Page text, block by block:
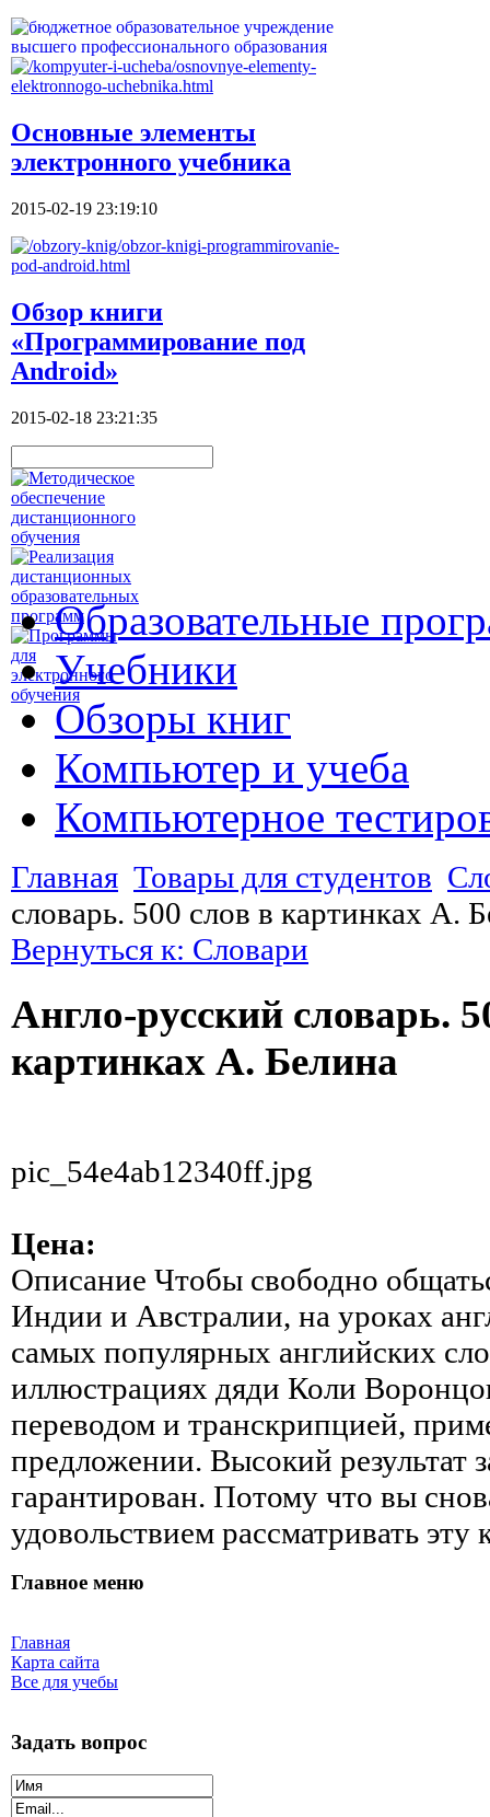
Основные элементы
электронного учебника
2015-02-19 23:19:10
Обзор книги
«Программирование под
Android»
2015-02-18 23:21:35
Образовательные
Учебники
Обзоры книг
Компьютер и учеба
Компьютерное
Главная Товары для студентов
словарь. 500 слов в картинках А.
Вернуться к: Словари
Англо-русский словарь.
картинках А. Белина
pic_54e4ab12340ff.jpg
Цена:
Описание Чтобы свободно
Индии и Австралии, на уроках
самых популярных английских
иллюстрациях дяди Коли
переводом и транскрипцией,
предложении. Высокий результат
гарантирован. Потому что вы
удовольствием рассматривать эту
Главное меню
Главная
Карта сайта
Все для учебы
Задать вопрос